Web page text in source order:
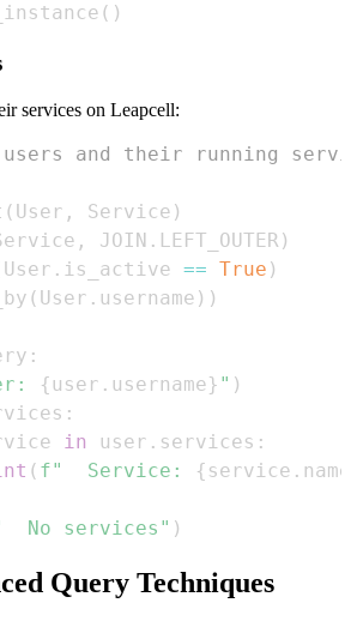
( )
services on Leapcell:
and their running
( User , Service )
, JOIN . LEFT_OUTER )
User . is_active == True )
( User . username ) )
:
{user . username} " )
:
in user . services :
( f"  Service: { service . name
No services" )
Query Techniques